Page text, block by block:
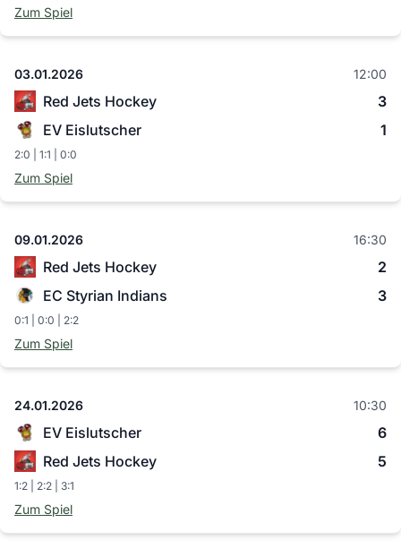
Zum Spiel
03.01.2026 12:00
Red Jets Hockey
3
EV Eislutscher
1
2:0 | 1:1 | 0:0
Zum Spiel
09.01.2026 16:30
Red Jets Hockey
2
EC Styrian Indians
3
0:1 | 0:0 | 2:2
Zum Spiel
24.01.2026 10:30
EV Eislutscher
6
Red Jets Hockey
5
1:2 | 2:2 | 3:1
Zum Spiel